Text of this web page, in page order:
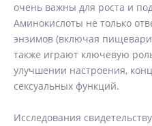
очень важны для роста и
Аминокислоты не только
энзимов (включая
также играют ключевую
улучшении настроения,
сексуальных функций.
Исследования